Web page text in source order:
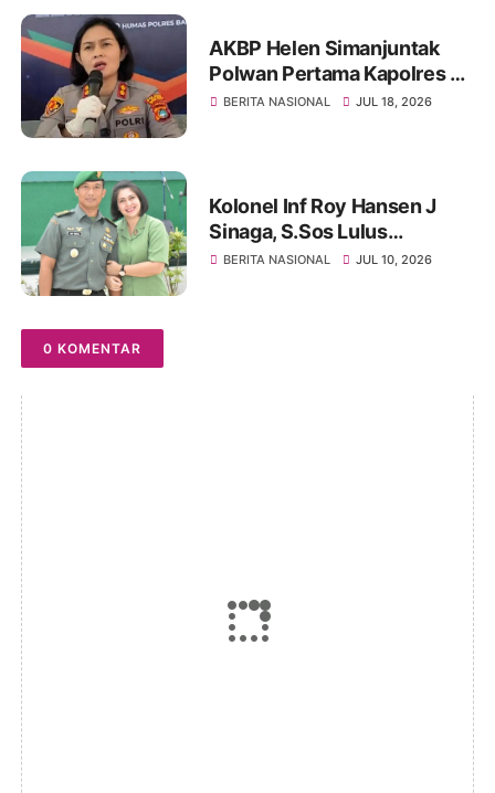
AKBP Helen Simanjuntak
Polwan Pertama Kapolres Di
Polda Bangka Belitung
BERITA NASIONAL JUL 18, 2026
Kolonel Inf Roy Hansen J
Sinaga, S.Sos Lulus
Pendidikan Lemhannas RI
BERITA NASIONAL JUL 10, 2026
0 KOMENTAR